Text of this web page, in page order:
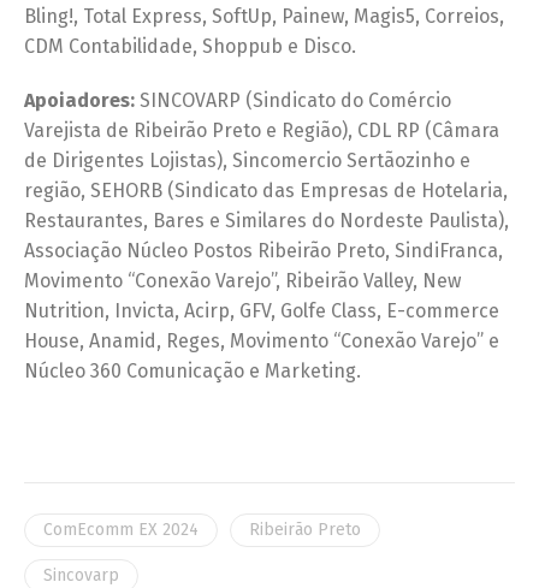
Bling!, Total Express, SoftUp, Painew, Magis5, Correios,
CDM Contabilidade, Shoppub e Disco.
Apoiadores: SINCOVARP (Sindicato do Comércio
Varejista de Ribeirão Preto e Região), CDL RP (Câmara
de Dirigentes Lojistas), Sincomercio Sertãozinho e
região, SEHORB (Sindicato das Empresas de Hotelaria,
Restaurantes, Bares e Similares do Nordeste Paulista),
Associação Núcleo Postos Ribeirão Preto, SindiFranca,
Movimento “Conexão Varejo”, Ribeirão Valley, New
Nutrition, Invicta, Acirp, GFV, Golfe Class, E-commerce
House, Anamid, Reges, Movimento “Conexão Varejo” e
Núcleo 360 Comunicação e Marketing.
ComEcomm EX 2024 Ribeirão Preto
Sincovarp